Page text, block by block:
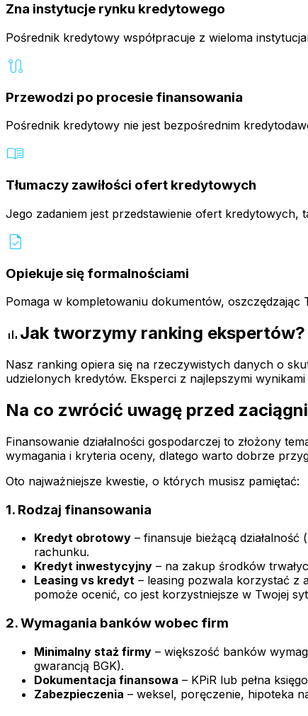
Zna instytucje rynku kredytowego
Pośrednik kredytowy współpracuje z wieloma
route
Przewodzi po procesie finansowania
Pośrednik kredytowy nie jest bezpośrednim
menu_book
Tłumaczy zawiłości ofert kredytowych
Jego zadaniem jest przedstawienie ofert kredytowych,
task
Opiekuje się formalnościami
Pomaga w kompletowaniu dokumentów, oszczędzając
bar_chart Jak tworzymy ranking ekspertów?
Nasz ranking opiera się na rzeczywistych danych o
udzielonych kredytów. Eksperci z najlepszymi
Na co zwrócić uwagę przed
Finansowanie działalności gospodarczej to złożony
wymagania i kryteria oceny, dlatego warto dobrze
Oto najważniejsze kwestie, o których musisz pamiętać:
1. Rodzaj finansowania
Kredyt obrotowy – finansuje bieżącą
rachunku.
Kredyt inwestycyjny – na zakup środków
Leasing vs kredyt – leasing pozwala korzystać z
pomoże ocenić, co jest korzystniejsze w Twojej
2. Wymagania banków wobec firm
Minimalny staż firmy – większość banków
gwarancją BGK).
Dokumentacja finansowa – KPiR lub pełna
Zabezpieczenia – weksel, poręczenie, hipoteka